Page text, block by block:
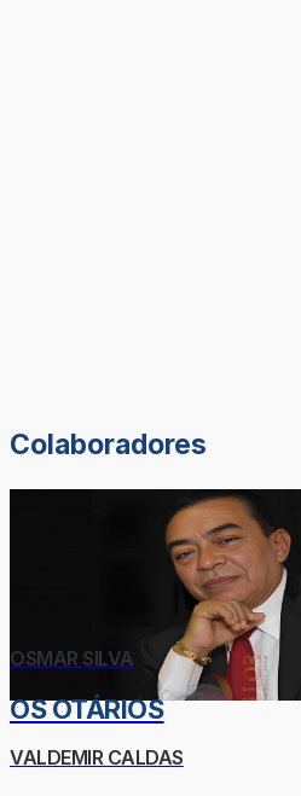
Colaboradores
OSMAR SILVA
OS OTÁRIOS
VALDEMIR CALDAS